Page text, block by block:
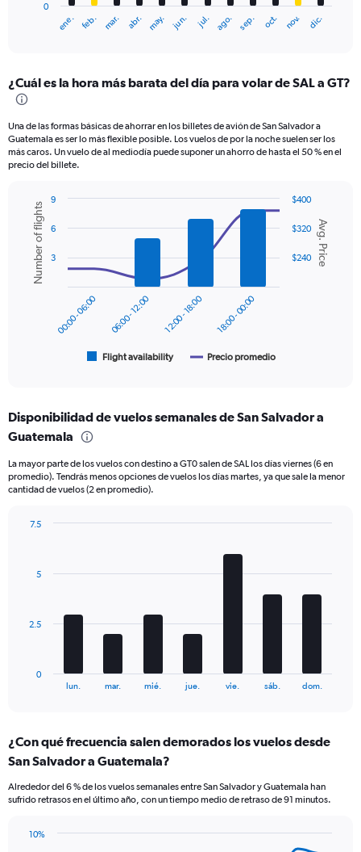
Range:
12
The
chart
has
axis
displaying
values.
Range:
ene. feb. mar. abr. may. jun. jul. ago. sep. oct. nov. dic.
0
¿Cuál es la hora más barata del día para volar de SAL a GT?
Una de las formas básicas de ahorrar en los billetes de avión de San Salvador a
Guatemala es ser lo más flexible posible. Los vuelos de por la noche suelen ser los
más caros. Un vuelo de al mediodía puede suponer un ahorro de hasta el 50 % en el
precio del billete.
Combination
chart
with
data
series.
categories.
Range:
categories.
The
chart
displaying
and
Chart
graphic.
Avg. Price
Number of flights
Flight availability Precio promedio
00:00 - 06:00 06:00 - 12:00 12:00 - 18:00 18:00 - 00:00
$240
$320
$400
3
6
9
Disponibilidad de vuelos semanales de San Salvador a
Guatemala
La mayor parte de los vuelos con destino a GT0 salen de SAL los días viernes (6 en
promedio). Tendrás menos opciones de vuelos los días martes, ya que sale la menor
cantidad de vuelos (2 en promedio).
The
Range:
7
The
chart
lun. mar. mié. jue. vie. sáb. dom.
0
2.5
5
7.5
¿Con qué frecuencia salen demorados los vuelos desde
San Salvador a Guatemala?
Alrededor del 6 % de los vuelos semanales entre San Salvador y Guatemala han
sufrido retrasos en el último año, con un tiempo medio de retraso de 91 minutos.
10%